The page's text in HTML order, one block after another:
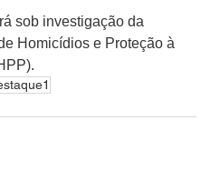
sob investigação da
Homicídios e Proteção à